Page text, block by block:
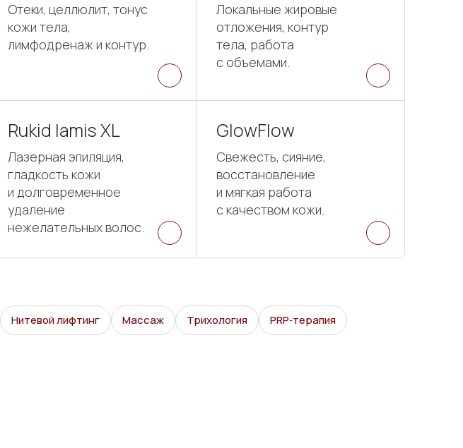
Отеки, целлюлит, тонус
кожи тела,
лимфодренаж и контур.
Локальные жировые
отложения, контур
тела, работа
с объемами.
Rukid lamis XL
Лазерная эпиляция,
гладкость кожи
и долговременное
удаление
нежелательных волос.
GlowFlow
Свежесть, сияние,
восстановление
и мягкая работа
с качеством кожи.
Нитевой лифтинг Массаж Трихология
PRP‑терапия